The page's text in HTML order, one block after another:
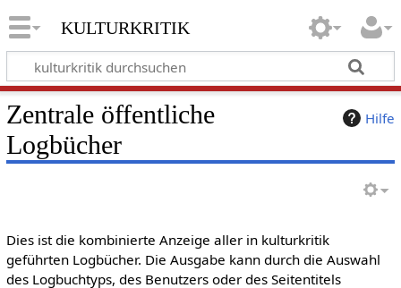
kulturkritik
Hilfe
Zentrale öffentliche
Logbücher
Dies ist die kombinierte Anzeige aller in kulturkritik
geführten Logbücher. Die Ausgabe kann durch die Auswahl
des Logbuchtyps, des Benutzers oder des Seitentitels